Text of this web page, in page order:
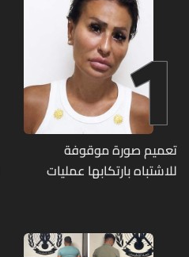
1
تعميم صورة موقوفة
للاشتباه بارتكابها عمليات